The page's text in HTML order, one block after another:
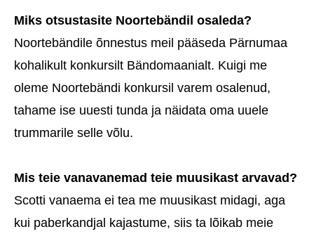
Miks otsustasite Noortebändil osaleda?
Noortebändile õnnestus meil pääseda Pärnumaa
kohalikult konkursilt Bändomaanialt. Kuigi me
oleme Noortebändi konkursil varem osalenud,
tahame ise uuesti tunda ja näidata oma uuele
trummarile selle võlu.
Mis teie vanavanemad teie muusikast arvavad?
Scotti vanaema ei tea me muusikast midagi, aga
kui paberkandjal kajastume, siis ta lõikab meie